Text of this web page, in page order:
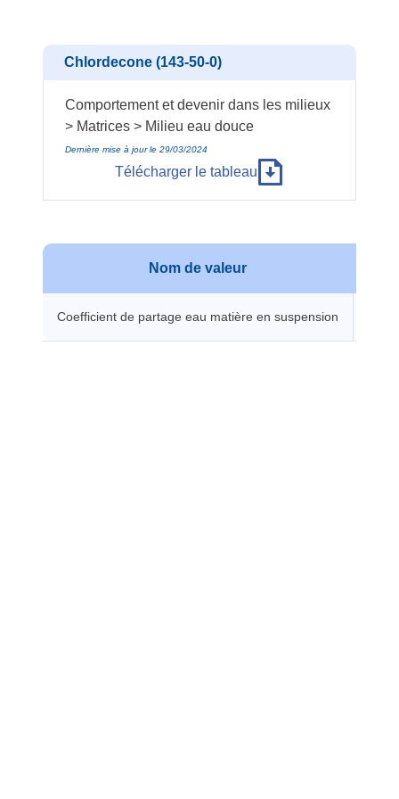
Chlordecone (143-50-0)
Comportement et devenir dans les milieux
> Matrices > Milieu eau douce
Dernière mise à jour le 29/03/2024
Télécharger le tableau
Nom de valeur
Coefficient de partage eau matière en suspension